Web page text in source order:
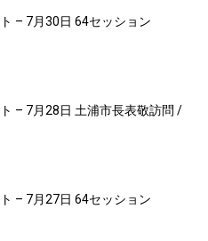
– 7月30日 64セッション
– 7月28日 土浦市長表敬訪問 /
– 7月27日 64セッション